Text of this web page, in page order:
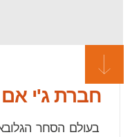
חברת ג'י
בעולם הסחר